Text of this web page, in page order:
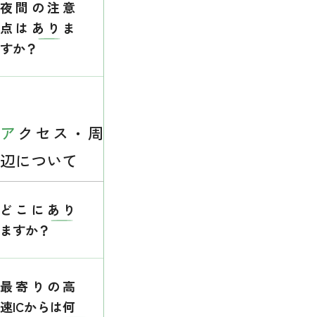
夜間の注意
点はありま
すか？
アクセス・周
辺について
どこにあり
ますか？
最寄りの高
速ICからは何